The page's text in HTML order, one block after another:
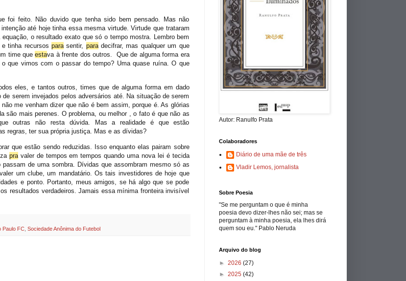
foi feito. Não duvido que tenha sido bem pensado. Mas não
até hoje tinha essa mesma virtude. Virtude que trataram
o resultado exato que só o tempo mostra. Lembro bem
tinha recursos parasentir, paradecifrar, mas qualquer um que
time queestava à frente dos outros. Que de alguma forma era
que vimos com o passar do tempo? Uma quase ruína. O que
eles, e tantos outros, times que de alguma forma em dado
serem invejados pelos adversários até. Na situação de serem
me venham dizer que não é bem assim, porque é. As glórias
são mais perenes. O problema, ou melhor , o fato é que não as
outras não resta dúvida. Mas a realidade é que estão
regras, ter sua própria justiça. Mas e as dívidas?
que estão sendo reduzidas. Isso enquanto elas pairam sobre
pra valer de tempos em tempos quando uma nova lei é tecida
de uma sombra. Dívidas que assombram mesmo só as
valer um clube, um mandatário. Os tais investidores de hoje que
e ponto. Portanto, meus amigos, se há algo que se pode
resultados verdadeiros. Jamais essa mínima fronteira invisível
Paulo FC, Sociedade Anônima do Futebol
Autor: Ranulfo Prata
Colaboradores
Diário de uma mãe de três
Vladir Lemos, jornalista
Sobre Poesia
"Se me perguntam o que é minha
poesia devo dizer-lhes não sei; mas se
perguntam à minha poesia, ela lhes dirá
quem sou eu." Pablo Neruda
Arquivo do blog
► 2026 (27)
► 2025 (42)